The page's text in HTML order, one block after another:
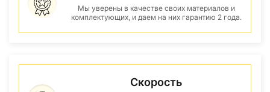
Мы уверены в качестве своих материалов и
комплектующих, и даем на них гарантию 2 года.
Скорость